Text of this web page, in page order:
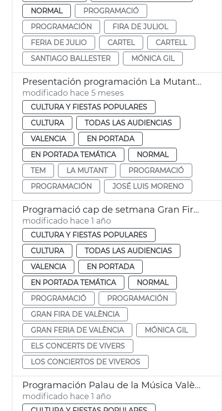
NORMAL
PROGRAMACIÓ
PROGRAMACIÓN
FIRA DE JULIOL
FERIA DE JULIO
CARTEL
CARTELL
SANTIAGO BALLESTER
MÓNICA GIL
Presentación programación La Mutant y TEM València
modificado hace 5 meses
CULTURA Y FIESTAS POPULARES
CULTURA
TODAS LAS AUDIENCIAS
VALENCIA
EN PORTADA
EN PORTADA TEMÁTICA
NORMAL
TEM
LA MUTANT
PROGRAMACIÓ
PROGRAMACIÓN
JOSÉ LUIS MORENO
Programació cap de setmana Gran Fira de València
modificado hace 1 año
CULTURA Y FIESTAS POPULARES
CULTURA
TODAS LAS AUDIENCIAS
VALENCIA
EN PORTADA
EN PORTADA TEMÁTICA
NORMAL
PROGRAMACIÓ
PROGRAMACIÓN
GRAN FIRA DE VALÈNCIA
GRAN FERIA DE VALÈNCIA
MÓNICA GIL
ELS CONCERTS DE VIVERS
LOS CONCIERTOS DE VIVEROS
Programación Palau de la Música València
modificado hace 1 año